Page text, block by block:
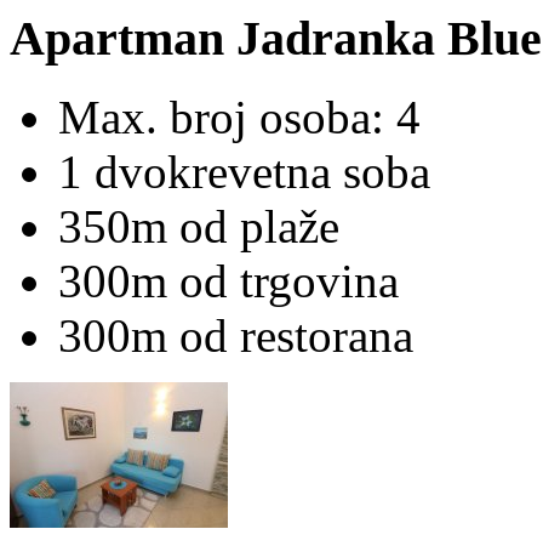
Apartman Jadranka
Max. broj osoba: 4
1 dvokrevetna soba
350m od plaže
300m od trgovina
300m od restorana